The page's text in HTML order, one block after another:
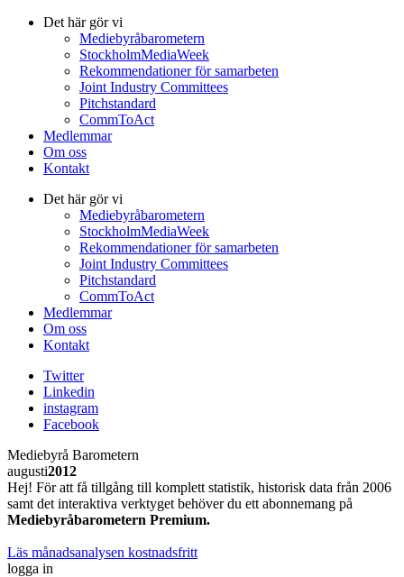
Det här gör vi
Mediebyråbarometern
StockholmMediaWeek
Rekommendationer för samarbeten
Joint Industry Committees
Pitchstandard
CommToAct
Medlemmar
Om oss
Kontakt
Det här gör vi
Mediebyråbarometern
StockholmMediaWeek
Rekommendationer för samarbeten
Joint Industry Committees
Pitchstandard
CommToAct
Medlemmar
Om oss
Kontakt
Twitter
Linkedin
instagram
Facebook
Mediebyrå Barometern
augusti2012
Hej! För att få tillgång till komplett statistik, historisk data från 2006
samt det interaktiva verktyget behöver du ett abonnemang på
Mediebyråbarometern Premium.
Läs månadsanalysen kostnadsfritt
logga in